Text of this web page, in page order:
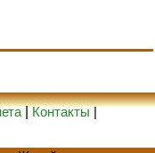
|Контакты|